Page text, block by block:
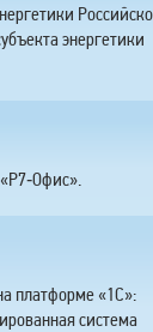
энергетики
платформе «1С»:
система